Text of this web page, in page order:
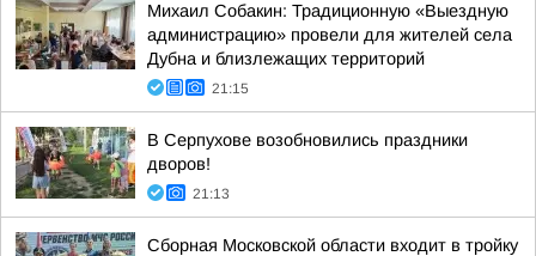
Михаил Собакин: Традиционную «Выездную
администрацию» провели для жителей села
Дубна и близлежащих территорий
21:15
В Серпухове возобновились праздники
дворов!
21:13
Сборная Московской области входит в тройку